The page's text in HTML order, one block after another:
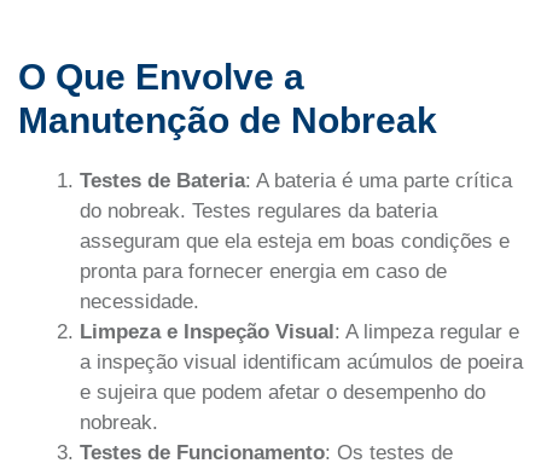
O Que Envolve a
Manutenção de Nobreak
Testes de Bateria: A bateria é uma parte crítica
do nobreak. Testes regulares da bateria
asseguram que ela esteja em boas condições e
pronta para fornecer energia em caso de
necessidade.
Limpeza e Inspeção Visual: A limpeza regular e
a inspeção visual identificam acúmulos de poeira
e sujeira que podem afetar o desempenho do
nobreak.
Testes de Funcionamento: Os testes de